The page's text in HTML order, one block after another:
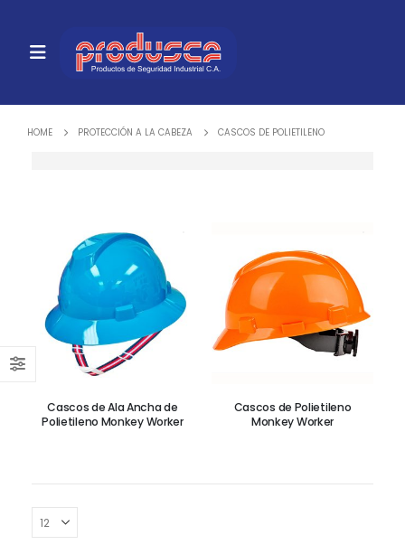
HOME PROTECCIÓN A LA CABEZA CASCOS DE POLIETILENO
Cascos de Ala Ancha de
Polietileno Monkey Worker
Cascos de Polietileno
Monkey Worker